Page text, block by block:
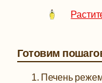
Готовим
Печень